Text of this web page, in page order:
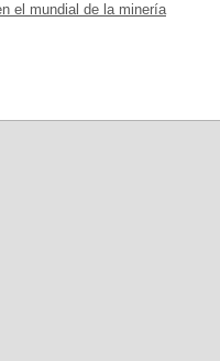
el mundial de la minería